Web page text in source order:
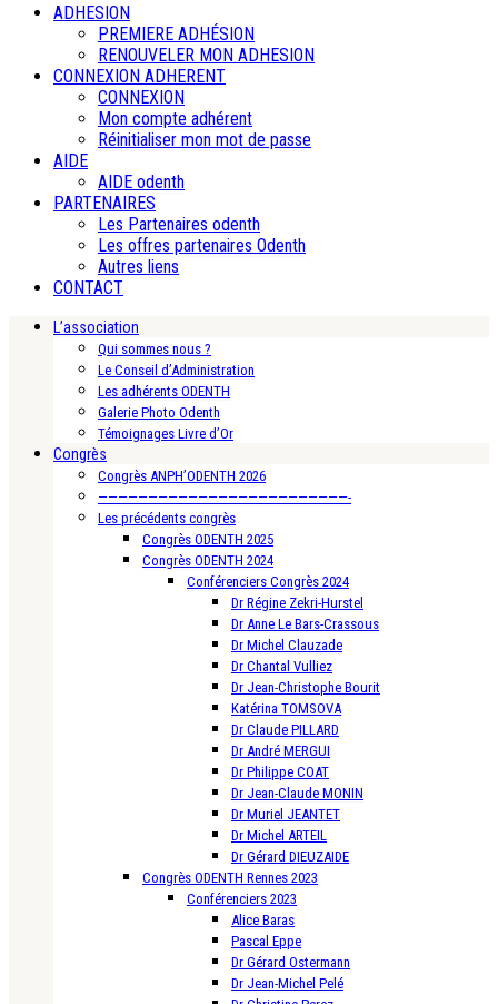
ADHESION
PREMIERE ADHÉSION
RENOUVELER MON ADHESION
CONNEXION ADHERENT
CONNEXION
Mon compte adhérent
Réinitialiser mon mot de passe
AIDE
AIDE odenth
PARTENAIRES
Les Partenaires odenth
Les offres partenaires Odenth
Autres liens
CONTACT
L’association
Qui sommes nous ?
Le Conseil d’Administration
Les adhérents ODENTH
Galerie Photo Odenth
Témoignages Livre d’Or
Congrès
Congrès ANPH’ODENTH 2026
—————————————————————————-
Les précédents congrès
Congrès ODENTH 2025
Congrès ODENTH 2024
Conférenciers Congrès 2024
Dr Régine Zekri-Hurstel
Dr Anne Le Bars-Crassous
Dr Michel Clauzade
Dr Chantal Vulliez
Dr Jean-Christophe Bourit
Katérina TOMSOVA
Dr Claude PILLARD
Dr André MERGUI
Dr Philippe COAT
Dr Jean-Claude MONIN
Dr Muriel JEANTET
Dr Michel ARTEIL
Dr Gérard DIEUZAIDE
Congrès ODENTH Rennes 2023
Conférenciers 2023
Alice Baras
Pascal Eppe
Dr Gérard Ostermann
Dr Jean-Michel Pelé